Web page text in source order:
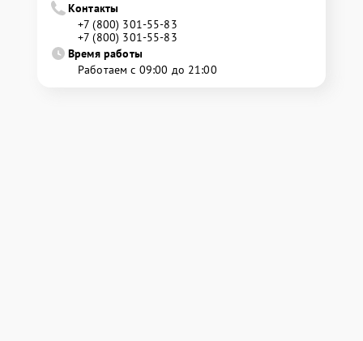
Контакты
+7 (800) 301-55-83
+7 (800) 301-55-83
Время работы
Работаем с 09:00 до 21:00